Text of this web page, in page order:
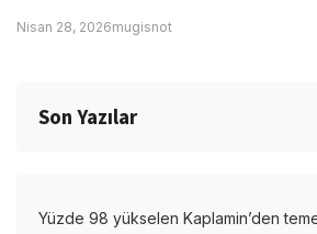
Nisan 28, 2026mugisnot
Son Yazılar
Yüzde 98 yükselen Kaplamin’den